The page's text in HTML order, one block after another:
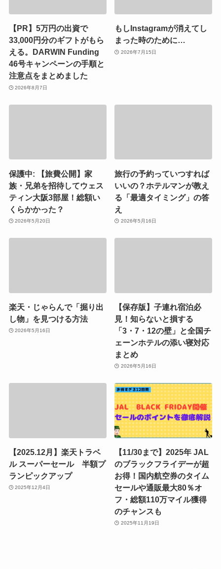
【PR】5万円の出資で
33,000円分のギフトがもら
える。DARWIN Funding
46号キャンペーンの手順と
注意点をまとめました
2026年8月7日
もしInstagramが消えてし
まった時のために…
2026年7月15日
保護中: 【旅費公開】家
族・兄弟を招待してウェス
ティン大阪3部屋！総額い
くらかかった？
2026年5月20日
旅行の予約っていつすれば
いいの？ホテルマンが教え
る「最適タイミング」の答
え
2026年5月16日
楽天・じゃらんで「掘り出
し物」を見つける方法
2026年5月16日
【保存版】子連れ宿泊必
見！知らないと損する
「3・7・12の壁」と全国チ
ェーンホテルの添い寝対応
まとめ
2026年5月16日
【2025.12月】楽天トラベ
ル スーパーセール 半額プ
ランピックアップ
2025年12月4日
【11/30まで】2025年 JAL
のブラックフライデーが超
お得！国内航空券のタイム
セールや通販最大80％オ
フ・総額110万マイル獲得
のチャンスも
2025年11月19日